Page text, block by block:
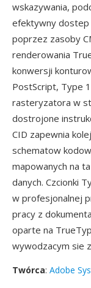
wskazywania,
efektywny
poprzez zasoby
renderowania
konwersji
PostScript, Type
rasteryzatora w
dostrojone
CID zapewnia
schematow
mapowanych na
danych. Czcionki
w profesjonalnej
pracy z
oparte na
wywodzacym sie
Twórca: Adobe